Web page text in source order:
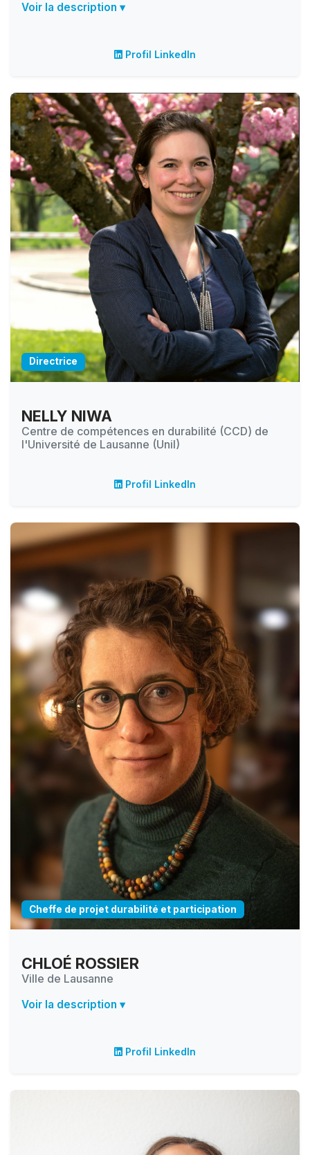
Voir la description ▾
Profil LinkedIn
Directrice
NELLY NIWA
Centre de compétences en durabilité (CCD) de
l'Université de Lausanne (Unil)
Profil LinkedIn
Cheffe de projet durabilité et participation
CHLOÉ ROSSIER
Ville de Lausanne
Voir la description ▾
Profil LinkedIn